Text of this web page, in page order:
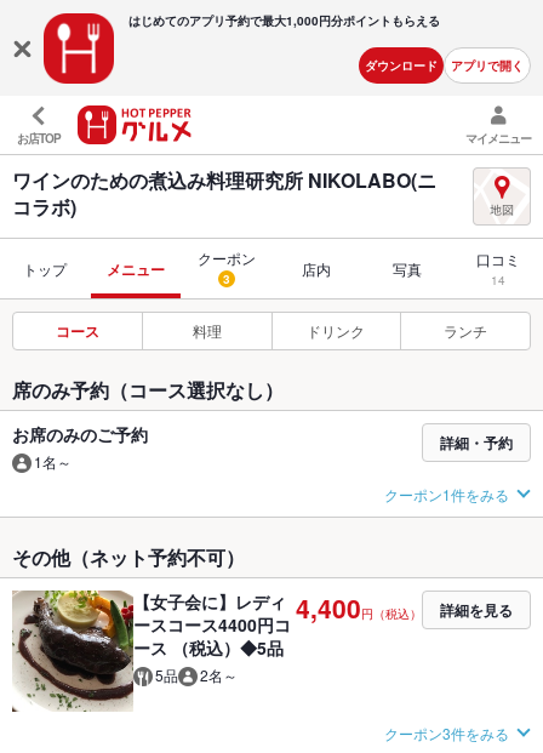
はじめてのアプリ予約で最大1,000円分ポイントもらえる
ダウンロード アプリで開く
お店TOP マイメニュー
ワインのための煮込み料理研究所 NIKOLABO(ニ
コラボ)
トップ メニュー
クーポン
3 店内 写真 口コミ
14
コース 料理 ドリンク ランチ
席のみ予約（コース選択なし）
お席のみのご予約
1名～
詳細・予約
クーポン1件をみる
その他（ネット予約不可）
【女子会に】レディ
ースコース4400円コ
ース （税込）◆5品
5品 2名～
4,400円（税込） 詳細を見る
クーポン3件をみる